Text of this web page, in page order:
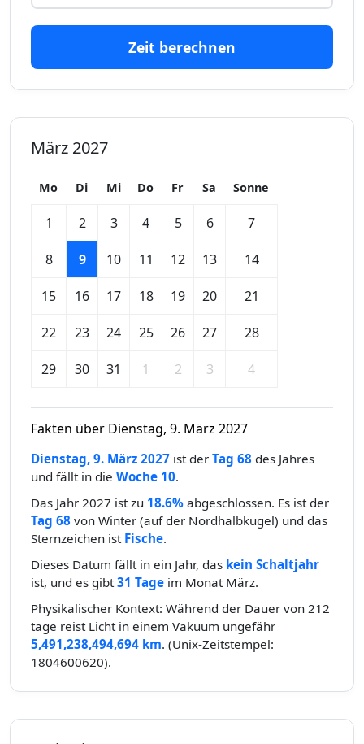
Zeit berechnen
März 2027
Mo Di Mi Do Fr Sa Sonne
1 2 3 4 5 6 7
8 9 10 11 12 13 14
15 16 17 18 19 20 21
22 23 24 25 26 27 28
29 30 31 1 2 3 4
Fakten über Dienstag, 9. März 2027
Dienstag, 9. März 2027 ist der Tag 68 des Jahres
und fällt in die Woche 10.
Das Jahr 2027 ist zu 18.6% abgeschlossen. Es ist der
Tag 68 von Winter (auf der Nordhalbkugel) und das
Sternzeichen ist Fische.
Dieses Datum fällt in ein Jahr, das kein Schaltjahr
ist, und es gibt31 Tage im Monat März.
Physikalischer Kontext: Während der Dauer von 212
tage reist Licht in einem Vakuum ungefähr
5,491,238,494,694 km. (Unix-Zeitstempel:
1804600620).